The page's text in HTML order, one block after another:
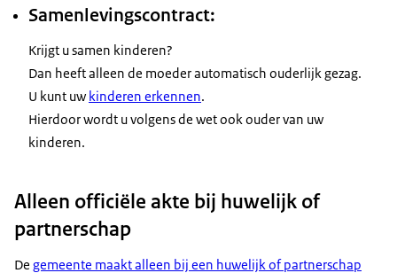
Samenlevingscontract:
Krijgt u samen kinderen?
Dan heeft alleen de moeder automatisch ouderlijk gezag.
U kunt uw kinderen erkennen.
Hierdoor wordt u volgens de wet ook ouder van uw
kinderen.
Alleen officiële akte bij huwelijk of
partnerschap
De gemeente maakt alleen bij een huwelijk of partnerschap